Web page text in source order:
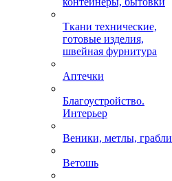
Ткани технические,
готовые изделия,
швейная фурнитура
Аптечки
Благоустройство.
Интерьер
Веники, метлы, грабли
Ветошь